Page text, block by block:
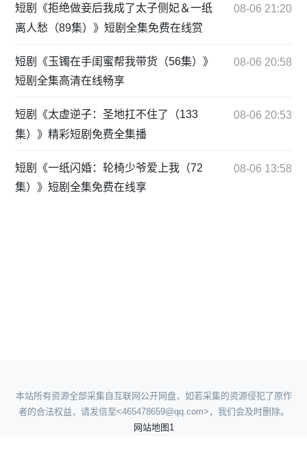
短剧《拒绝做妾后我成了太子侧妃＆一纸
离人愁（89集）》短剧全集免费在线赏
08-06 21:20
短剧《玉镯在手闺蜜帮我带货（56集）》
短剧全集高清在线畅享
08-06 20:58
短剧《太虚逆子：圣地扛不住了（133
集）》精彩短剧免费全集播
08-06 20:53
短剧《一纸闪婚：轮椅少爷爱上我（72
集）》短剧全集免费在线享
08-06 13:58
本站所有资源全部采集自互联网公开网盘，如若采集的资源侵犯了原作
者的合法权益，请发信至<465478659@qq.com>，我们会及时删除。
网站地图1